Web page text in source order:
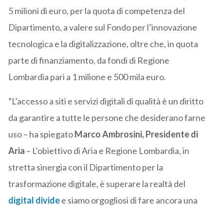
5 milioni di euro, per la quota di competenza del
Dipartimento, a valere sul Fondo per l’innovazione
tecnologica e la digitalizzazione, oltre che, in quota
parte di finanziamento, da fondi di Regione
Lombardia pari a 1 milione e 500 mila euro.
”L’accesso a siti e servizi digitali di qualità è un diritto
da garantire a tutte le persone che desiderano farne
uso – ha spiegatoMarco Ambrosini, Presidente di
Aria – L’obiettivo di Aria e Regione Lombardia, in
stretta sinergia con il Dipartimento per la
trasformazione digitale, è superare la realtà del
digital dividee siamo orgogliosi di fare ancora una